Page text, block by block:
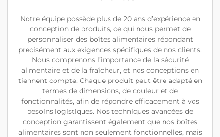
Notre équipe possède plus de 20 ans d’expérience en
conception de produits, ce qui nous permet de
personnaliser des boîtes alimentaires répondant
précisément aux exigences spécifiques de nos clients.
Nous comprenons l’importance de la sécurité
alimentaire et de la fraîcheur, et nos conceptions en
tiennent compte. Chaque produit peut être adapté en
termes de dimensions, de couleur et de
fonctionnalités, afin de répondre efficacement à vos
besoins logistiques. Nos techniques avancées de
conception garantissent également que nos boîtes
alimentaires sont non seulement fonctionnelles, mais